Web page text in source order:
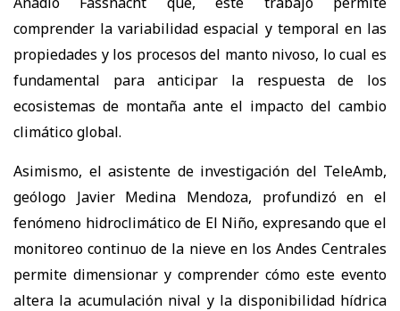
comprender la variabilidad espacial y temporal en las
propiedades y los procesos del manto nivoso, lo cual es
fundamental para anticipar la respuesta de los
ecosistemas de montaña ante el impacto del cambio
climático global.
Asimismo, el asistente de investigación del TeleAmb,
geólogo Javier Medina Mendoza, profundizó en el
fenómeno hidroclimático de El Niño, expresando que el
monitoreo continuo de la nieve en los Andes Centrales
permite dimensionar y comprender cómo este evento
altera la acumulación nival y la disponibilidad hídrica